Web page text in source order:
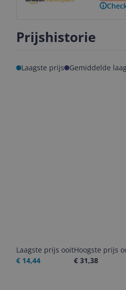
Prijshistorie
Laagste prijs Gemiddelde
Laagste prijs ooit
€ 14,44
Hoogste prijs
€ 31,38